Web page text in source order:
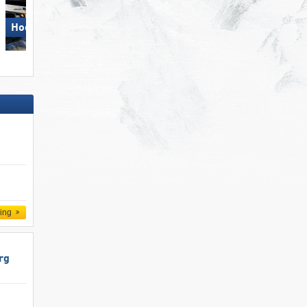
Hochzillertal
Kitzsteinhorn/​Maiskogel -